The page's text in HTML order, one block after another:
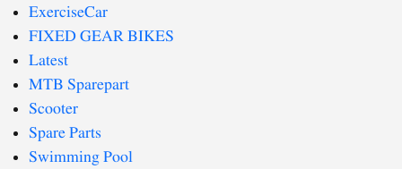
ExerciseCar
FIXED GEAR BIKES
Latest
MTB Sparepart
Scooter
Spare Parts
Swimming Pool